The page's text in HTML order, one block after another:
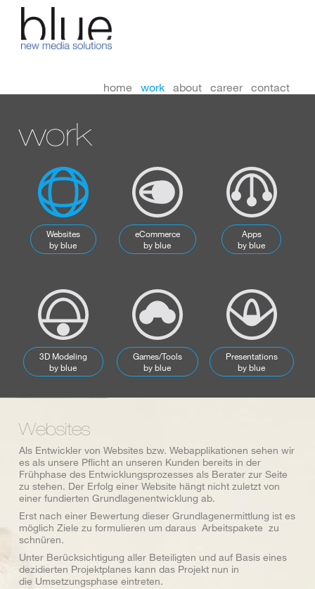
home work about career contact
work
Websites
by blue
eCommerce
by blue
Apps
by blue
3D Modeling
by blue
Games/Tools
by blue
Presentations
by blue
Websites
Als Entwickler von Websites bzw. Webapplikationen sehen wir
es als unsere Pflicht an unseren Kunden bereits in der
Frühphase des Entwicklungsprozesses als Berater zur Seite
zu stehen. Der Erfolg einer Website hängt nicht zuletzt von
einer fundierten Grundlagenentwicklung ab.
Erst nach einer Bewertung dieser Grundlagenermittlung ist es
möglich Ziele zu formulieren um daraus Arbeitspakete zu
schnüren.
Unter Berücksichtigung aller Beteiligten und auf Basis eines
dezidierten Projektplanes kann das Projekt nun in
die Umsetzungsphase eintreten.